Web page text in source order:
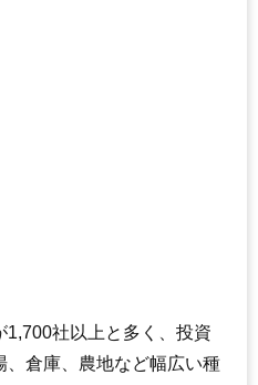
社以上と多く、投資
、倉庫、農地など幅広い種